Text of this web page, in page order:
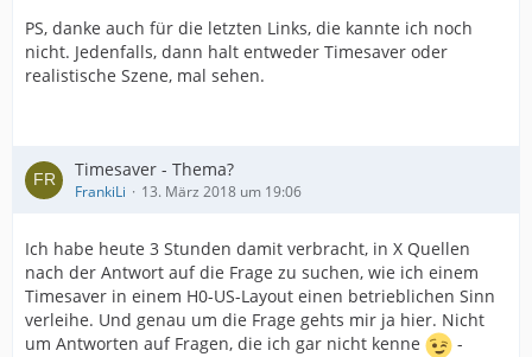
PS, danke auch für die letzten Links, die kannte ich noch
nicht. Jedenfalls, dann halt entweder Timesaver oder
realistische Szene, mal sehen.
Timesaver - Thema?
FrankiLi 13. März 2018 um 19:06
Ich habe heute 3 Stunden damit verbracht, in X Quellen
nach der Antwort auf die Frage zu suchen, wie ich einem
Timesaver in einem H0-US-Layout einen betrieblichen Sinn
verleihe. Und genau um die Frage gehts mir ja hier. Nicht
um Antworten auf Fragen, die ich gar nicht kenne
-